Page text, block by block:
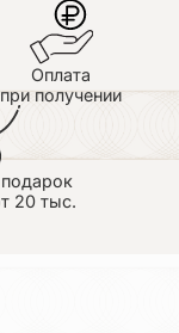
Оплата
при получении
20 тыс.